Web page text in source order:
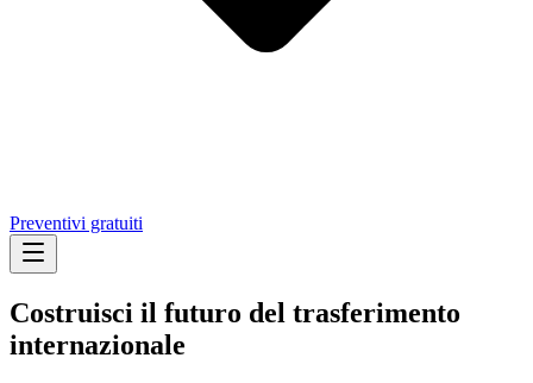
Preventivi gratuiti
Costruisci il futuro del trasferimento
internazionale